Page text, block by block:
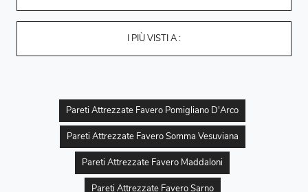
I PIÙ VISTI A :
Pareti Attrezzate Favero Pomigliano D'Arco
Pareti Attrezzate Favero Somma Vesuviana
Pareti Attrezzate Favero Maddaloni
Pareti Attrezzate Favero Sarno